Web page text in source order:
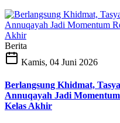
Berita
Kamis, 04 Juni 2026
Berlangsung Khidmat,
Annuqayah Jadi
Kelas Akhir